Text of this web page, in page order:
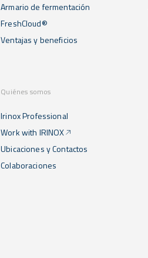
Armario de fermentación
FreshCloud®
Ventajas y beneficios
Quiénes somos
Irinox Professional
Work with IRINOX
Ubicaciones y Contactos
Colaboraciones